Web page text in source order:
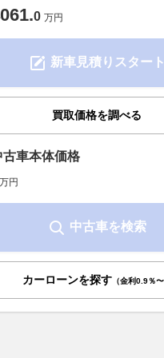
.0 万円
新車見積りスタート
買取価格を調べる
古車本体価格
万円
中古車を検索
カーローンを探す（金利0.9％〜